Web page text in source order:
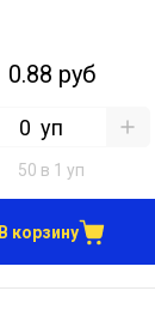
0.88 руб
уп
50 в 1 уп
В корзину